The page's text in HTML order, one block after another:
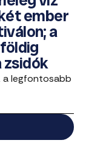
ember
a
zsidók
a legfontosabb